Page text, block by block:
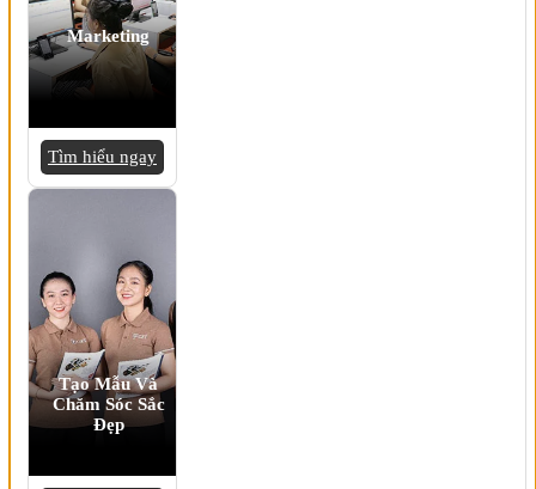
Marketing
Tìm hiểu ngay
Tạo Mẫu Và
Chăm Sóc Sắc
Đẹp